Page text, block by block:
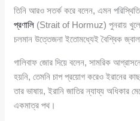
তিনি আরও সতর্ক করে বলেন, এমন
প্রণালি (Strait of Hormuz) পুনরায় খুলে
চলমান উত্তেজনা ইতোমধ্যেই বৈশ্বিক
গালিবাফ জোর দিয়ে বলেন, সামরিক
হয়নি, তেমনি চাপ প্রয়োগ করেও ইরানের
তার ভাষায়, ইরানি জাতির ন্যায্য অধিকার
একমাত্র পথ।